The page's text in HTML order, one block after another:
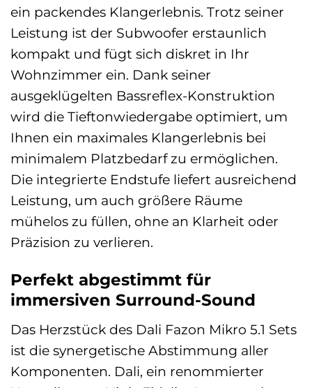
ein packendes Klangerlebnis. Trotz seiner
Leistung ist der Subwoofer erstaunlich
kompakt und fügt sich diskret in Ihr
Wohnzimmer ein. Dank seiner
ausgeklügelten Bassreflex-Konstruktion
wird die Tieftonwiedergabe optimiert, um
Ihnen ein maximales Klangerlebnis bei
minimalem Platzbedarf zu ermöglichen.
Die integrierte Endstufe liefert ausreichend
Leistung, um auch größere Räume
mühelos zu füllen, ohne an Klarheit oder
Präzision zu verlieren.
Perfekt abgestimmt für
immersiven Surround-Sound
Das Herzstück des Dali Fazon Mikro 5.1 Sets
ist die synergetische Abstimmung aller
Komponenten. Dali, ein renommierter